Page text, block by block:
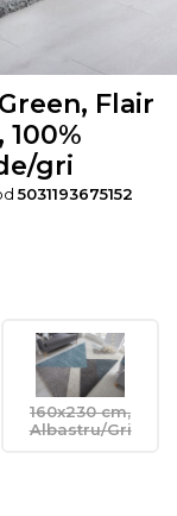
Flair
100%
gri
5031193675152
160x230 cm,
Albastru/Gri